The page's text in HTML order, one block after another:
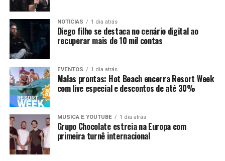
NOTICIAS 1 dia atrás
Diego filho se destaca no cenário digital ao
recuperar mais de 10 mil contas
EVENTOS 1 dia atrás
Malas prontas: Hot Beach encerra Resort Week
com live especial e descontos de até 30%
MUSICA E YOUTUBE 1 dia atrás
Grupo Chocolate estreia na Europa com
primeira turnê internacional